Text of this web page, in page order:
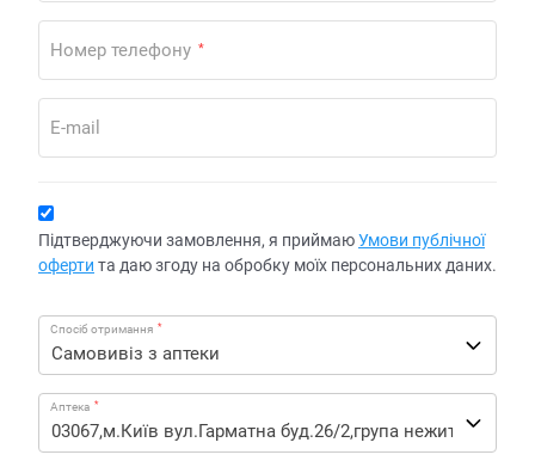
Номер телефону *
E-mail
Підтверджуючи замовлення, я приймаюУмови публічної
оферти та даю згоду на обробку моїх персональних даних.
Спосіб отримання *
Аптека *